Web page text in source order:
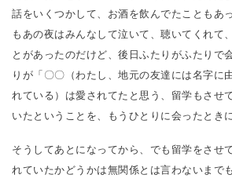
話をいくつかして、お酒を飲んでたこともあ
もあの夜はみんなして泣いて、聴いてくれて
とがあったのだけど、後日ふたりがふたりで
りが「〇〇（わたし、地元の友達には名字に
れている）は愛されてたと思う、留学もさせ
いたということを、もうひとりに会ったとき
そうしてあとになってから、でも留学をさせ
れていたかどうかは無関係とは言わないまで